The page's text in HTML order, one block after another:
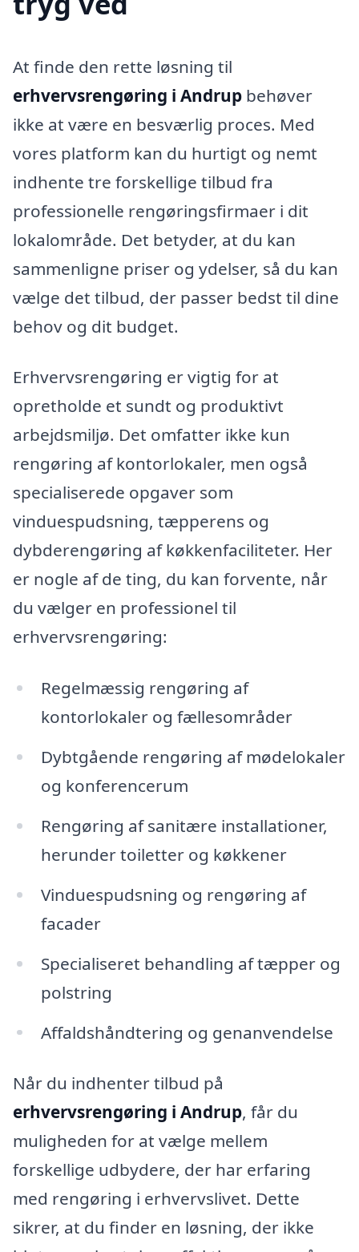
At finde den rette løsning til
erhvervsrengøring i Andrup behøver
ikke at være en besværlig proces. Med
vores platform kan du hurtigt og nemt
indhente tre forskellige tilbud fra
professionelle rengøringsfirmaer i dit
lokalområde. Det betyder, at du kan
sammenligne priser og ydelser, så du kan
vælge det tilbud, der passer bedst til dine
behov og dit budget.
Erhvervsrengøring er vigtig for at
opretholde et sundt og produktivt
arbejdsmiljø. Det omfatter ikke kun
rengøring af kontorlokaler, men også
specialiserede opgaver som
vinduespudsning, tæpperens og
dybderengøring af køkkenfaciliteter. Her
er nogle af de ting, du kan forvente, når
du vælger en professionel til
erhvervsrengøring:
Regelmæssig rengøring af
kontorlokaler og fællesområder
Dybtgående rengøring af mødelokaler
og konferencerum
Rengøring af sanitære installationer,
herunder toiletter og køkkener
Vinduespudsning og rengøring af
facader
Specialiseret behandling af tæpper og
polstring
Affaldshåndtering og genanvendelse
Når du indhenter tilbud på
erhvervsrengøring i Andrup, får du
muligheden for at vælge mellem
forskellige udbydere, der har erfaring
med rengøring i erhvervslivet. Dette
sikrer, at du finder en løsning, der ikke